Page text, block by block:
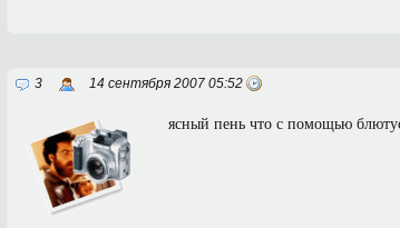
3 14 сентября 2007 05:52
ясный пень что с помощью